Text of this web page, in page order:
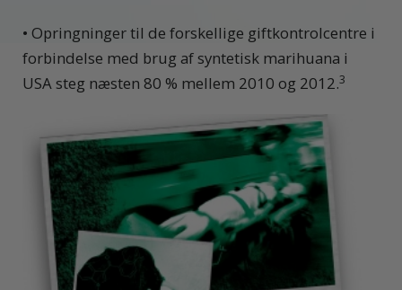
• Opringninger til de forskellige giftkontrolcentre i
forbindelse med brug af syntetisk marihuana i
USA steg næsten 80 % mellem 2010 og 2012.3